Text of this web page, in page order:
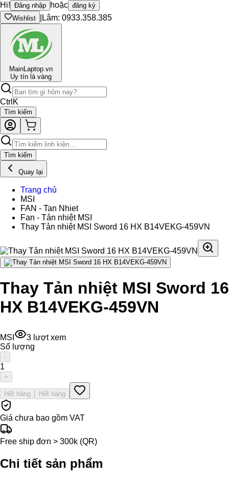
Hi! Đăng nhập hoặc đăng ký
Wishlist
Lâm: 0933.358.385
MainLaptop.vn
Uy tín là vàng
Ctrl K
Tìm kiếm
Tìm kiếm
Quay lại
Trang chủ
MSI
FAN - Tan Nhiet
Fan - Tản nhiệt MSI
Thay Tản nhiệt MSI Sword 16 HX B14VEKG-459VN
Thay Tản nhiệt MSI Sword 16
HX B14VEKG-459VN
MSI 3 lượt xem
Số lượng
-
1
+
Hết hàng Hết hàng
Giá chưa bao gồm VAT
Free ship đơn > 300k (QR)
Chi tiết sản phẩm